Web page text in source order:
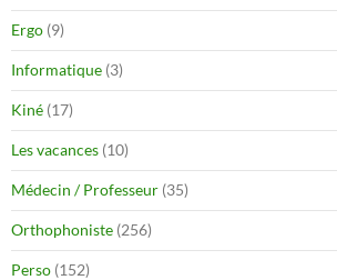
Ergo (9)
Informatique (3)
Kiné (17)
Les vacances (10)
Médecin / Professeur (35)
Orthophoniste (256)
Perso (152)